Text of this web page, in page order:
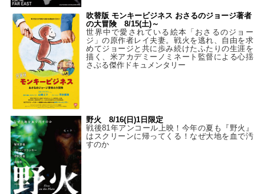
吹替版 モンキービジネス おさるのジョージ著者
の大冒険 8/15(土)～
世界中で愛されている絵本「おさるのジョー
ジ」の原作者レイ夫妻。戦火を逃れ、自由を求
めてジョージと共に歩み続けたふたりの生涯を
描く、米アカデミーノミネート監督による心揺
さぶる傑作ドキュメンタリー
野火 8/16(日)1日限定
戦後81年アンコール上映！今年の夏も『野火』
はスクリーンに帰ってくる！なぜ大地を血で汚
すのか